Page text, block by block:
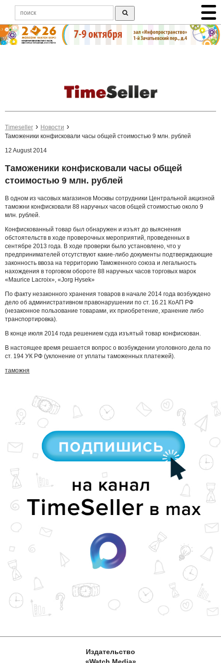
Timeseller
Новости
Таможеники конфисковали часы общей стоимостью 9 млн. рублей
12 August 2014
Таможеники конфисковали часы общей
стоимостью 9 млн. рублей
В одном из часовых магазинов Москвы сотрудники Центральной акцизной
таможни конфисковали 88 наручных часов общей стоимостью около 9
млн. рублей.
Конфискованный товар был обнаружен и изъят до выяснения
обстоятельств в ходе проверочных мероприятий, проведенных в
сентябре 2013 года. В ходе проверки было установлено, что у
предпринимателей отсутствуют какие-либо документы подтверждающие
законность ввоза на территорию Таможенного союза и легальность
нахождения в торговом обороте 88 наручных часов торговых марок
«Maurice Lacroix», «Jorg Hysek»
По факту незаконного хранения товаров в начале 2014 года возбуждено
дело об административном правонарушении по ст. 16.21 КоАП РФ
(незаконное пользование товарами, их приобретение, хранение либо
транспортировка).
В конце июля 2014 года решением суда изъятый товар конфискован.
В настоящее время решается вопрос о возбуждении уголовного дела по
ст. 194 УК РФ (уклонение от уплаты таможенных платежей).
таможня
Издательство